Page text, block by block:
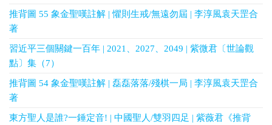
推背圖 55 象金聖嘆註解 | 懼則生戒/無遠勿屆 | 李淳風袁天罡合
著
習近平三個關鍵一百年 | 2021、2027、2049 | 紫微君〔世論觀
點〕集（7）
推背圖 54 象金聖嘆註解 | 磊磊落落/殘棋一局 | 李淳風袁天罡合
著
東方聖人是誰?一錘定音! | 中國聖人/雙羽四足 | 紫薇君《推背